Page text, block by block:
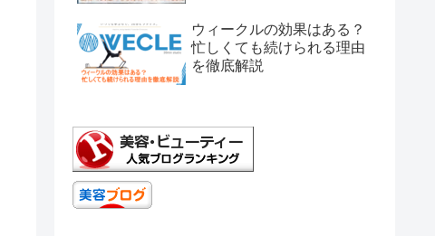
ウィークルの効果はある？
忙しくても続けられる理由
を徹底解説